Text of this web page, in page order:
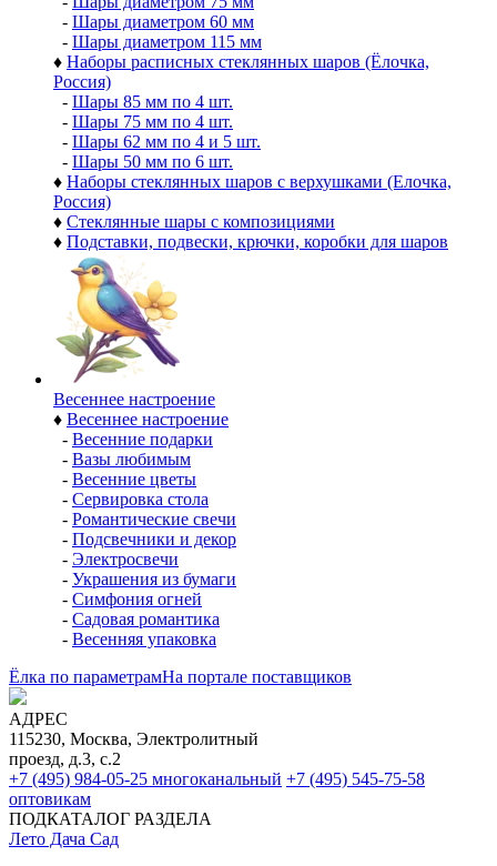
- Шары диаметром 60 мм
- Шары диаметром 115 мм
♦ Наборы расписных стеклянных шаров (Ёлочка,
Россия)
- Шары 85 мм по 4 шт.
- Шары 75 мм по 4 шт.
- Шары 62 мм по 4 и 5 шт.
- Шары 50 мм по 6 шт.
♦ Наборы стеклянных шаров с верхушками (Елочка,
Россия)
♦ Стеклянные шары с композициями
♦ Подставки, подвески, крючки, коробки для шаров
Весеннее настроение
♦ Весеннее настроение
- Весенние подарки
- Вазы любимым
- Весенние цветы
- Сервировка стола
- Романтические свечи
- Подсвечники и декор
- Электросвечи
- Украшения из бумаги
- Симфония огней
- Садовая романтика
- Весенняя упаковка
Ёлка по параметрамНа портале поставщиков
АДРЕС
115230, Москва, Электролитный
проезд, д.3, с.2
+7 (495) 984-05-25 многоканальный +7 (495) 545-75-58
оптовикам
ПОДКАТАЛОГ РАЗДЕЛА
Лето Дача Сад